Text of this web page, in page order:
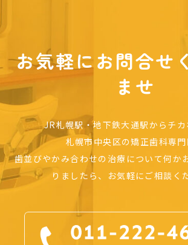
お気軽にお問合せ
ませ
JR札幌駅・地下鉄大通駅からチ
札幌市中央区の矯正歯科専
歯並びやかみ合わせの治療について何か
りましたら、お気軽にご相談く